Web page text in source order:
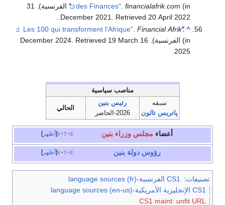
des Finances".financialafrik.com
(in الفرنسية). 31
December 2021. Retrieved20 April 2022
.
.
^
"Les 100 qui transforment l'Afrique"
.Financial Afrik
(in الفرنسية). 16 December 2024
. Retrieved 19 March
2025
مناصب سياسية
سبقه
پاتريس تالون
رئيس بنين
2026-الحاضر
الحالي
أظهر v t e أعضاء مجلس وزراء بنين
أظهر v t e رؤوس دولة بنين
تصنيفات:
CS1 الفرنسية-language sources (fr)
CS1 الإنجليزية الأمريكية-language sources (en-us)
CS1 maint: unfit URL